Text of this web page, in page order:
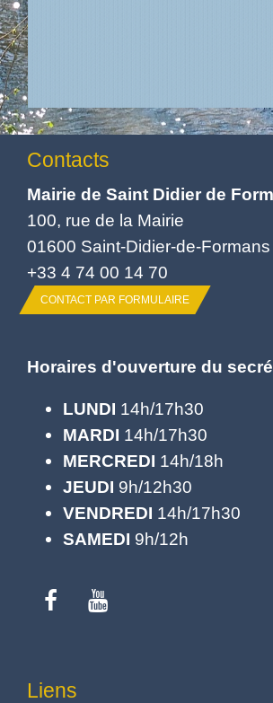
Contacts
Mairie de Saint Didier de
100, rue de la Mairie
01600 Saint-Didier-de-
+33 4 74 00 14 70
CONTACT PAR FORMULAIRE
Horaires d'ouverture du
LUNDI 14h/17h30
MARDI 14h/17h30
MERCREDI 14h/18h
JEUDI 9h/12h30
VENDREDI 14h/17h30
SAMEDI 9h/12h
Liens